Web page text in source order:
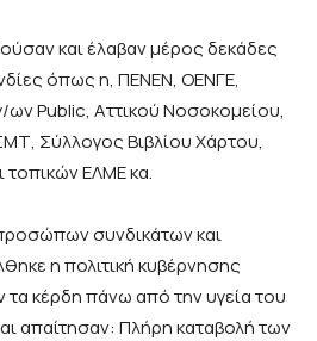
και έλαβαν μέρος δεκάδες
όπως η, ΠΕΝΕΝ, ΟΕΝΓΕ,
Public, Αττικού Νοσοκομείου,
Σύλλογος Βιβλίου Χάρτου,
τοπικών ΕΛΜΕ κα.
συνδικάτων και
η πολιτική κυβέρνησης
κέρδη πάνω από την υγεία του
απαίτησαν: Πλήρη καταβολή των